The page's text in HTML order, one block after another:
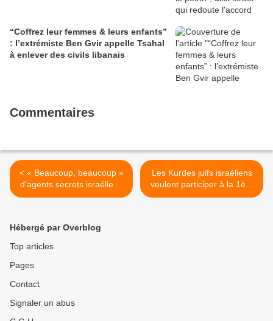
“Coffrez leur femmes & leurs enfants”
: l’extrémiste Ben Gvir appelle Tsahal
à enlever des civils libanais
Commentaires
< « Beaucoup, beaucoup »
d’agents secrets israéliens
en Syrie
Les Kurdes juifs israéliens
veulent participer à la 1ère
conférence nationale kurde
Hébergé par Overblog
Top articles
Pages
Contact
Signaler un abus